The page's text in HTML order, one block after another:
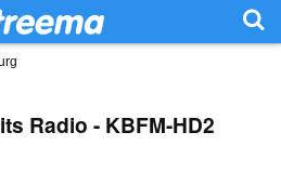
Radio - KBFM-HD2